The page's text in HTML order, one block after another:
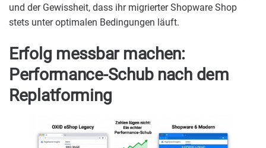
und der Gewissheit, dass ihr migrierter Shopware Shop
stets unter optimalen Bedingungen läuft.
Erfolg messbar machen:
Performance-Schub nach dem
Replatforming